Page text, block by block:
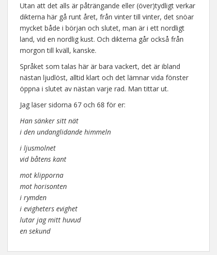
Utan att det alls är påträngande eller (över)tydligt verkar
dikterna här gå runt året, från vinter till vinter, det snöar
mycket både i början och slutet, man är i ett nordligt
land, vid en nordlig kust. Och dikterna går också från
morgon till kväll, kanske.
Språket som talas här är bara vackert, det är ibland
nästan ljudlöst, alltid klart och det lämnar vida fönster
öppna i slutet av nästan varje rad. Man tittar ut.
Jag läser sidorna 67 och 68 för er:
Han sänker sitt nät
i den undanglidande himmeln
i ljusmolnet
vid båtens kant
mot klipporna
mot horisonten
i rymden
i evigheters evighet
lutar jag mitt huvud
en sekund